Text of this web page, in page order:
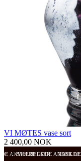
VI MØTES vase sort
2 400,00 NOK
ANMELDELSER RASK
SVÆRT GODE